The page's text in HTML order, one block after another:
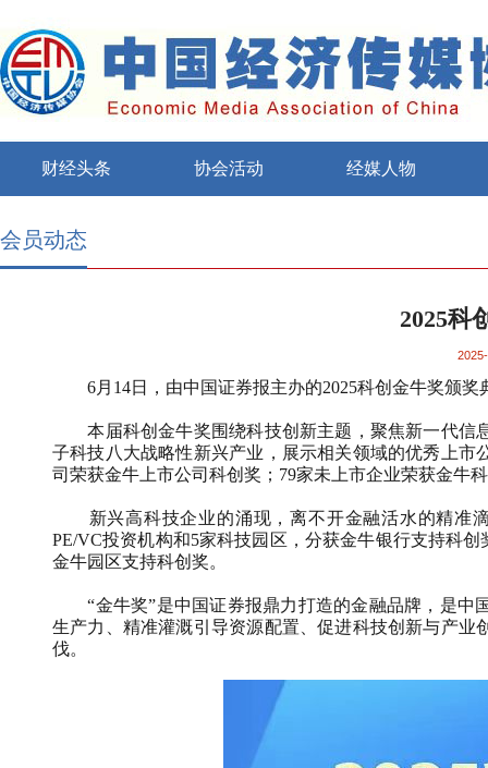
财经头条 协会活动 经媒人物
会员动态
2025科
6月 14日，由中国证券报主办的2025科创金牛奖颁奖
本届科创金牛奖围绕科技创新主题，聚焦新一代信
子科技八大战略性新兴产业，展示相关领域的优秀上
司荣获金牛上市公司科创奖； 79家未上市企业荣获金牛
新兴高科技企业的涌现，离不开金融活水的精准
PE/VC投资机构和5家科技园区，分获金牛银行支持科
金牛园区支持科创奖。
“金牛奖”是中国证券报鼎力打造的金融品牌，是中
生产力、精准灌溉引导资源配置、促进科技创新与产
伐。